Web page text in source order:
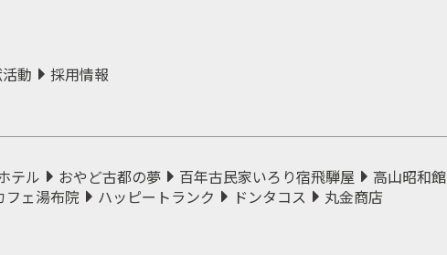
動 採用情報
テル おやど古都の夢 百年古民家いろり宿飛騨屋 高山昭和館
フェ湯布院 ハッピートランク ドンタコス 丸金商店